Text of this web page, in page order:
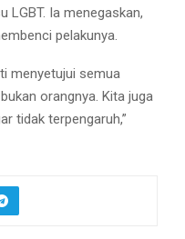
LGBT. Ia menegaskan,
pelakunya.
menyetujui semua
orangnya. Kita juga
tidak terpengaruh,”